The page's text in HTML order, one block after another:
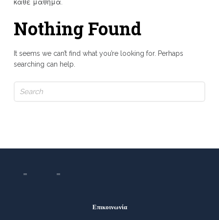
κάθε μάθημα.
Nothing Found
It seems we can’t find what you’re looking for. Perhaps
searching can help.
Επικοινωνία